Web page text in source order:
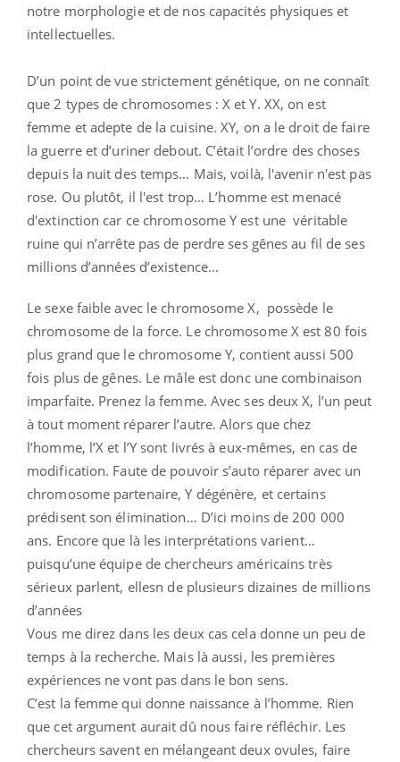
notre morphologie et de nos capacités physiques et
intellectuelles.
D’un point de vue strictement génétique, on ne connaît
que 2 types de chromosomes : X et Y. XX, on est
femme et adepte de la cuisine. XY, on a le droit de faire
la guerre et d’uriner debout. C’était l’ordre des choses
depuis la nuit des temps… Mais, voilà, l'avenir n'est pas
rose. Ou plutôt, il l'est trop… L’homme est menacé
d'extinction car ce chromosome Y est une véritable
ruine qui n’arrête pas de perdre ses gênes au fil de ses
millions d’années d’existence...
Le sexe faible avec le chromosome X, possède le
chromosome de la force. Le chromosome X est 80 fois
plus grand que le chromosome Y, contient aussi 500
fois plus de gênes. Le mâle est donc une combinaison
imparfaite. Prenez la femme. Avec ses deux X, l’un peut
à tout moment réparer l’autre. Alors que chez
l’homme, l’X et l’Y sont livrés à eux-mêmes, en cas de
modification. Faute de pouvoir s’auto réparer avec un
chromosome partenaire, Y dégénère, et certains
prédisent son élimination… D’ici moins de 200 000
ans. Encore que là les interprétations varient…
puisqu’une équipe de chercheurs américains très
sérieux parlent, ellesn de plusieurs dizaines de millions
d’années
Vous me direz dans les deux cas cela donne un peu de
temps à la recherche. Mais là aussi, les premières
expériences ne vont pas dans le bon sens.
C’est la femme qui donne naissance à l’homme. Rien
que cet argument aurait dû nous faire réfléchir. Les
chercheurs savent en mélangeant deux ovules, faire